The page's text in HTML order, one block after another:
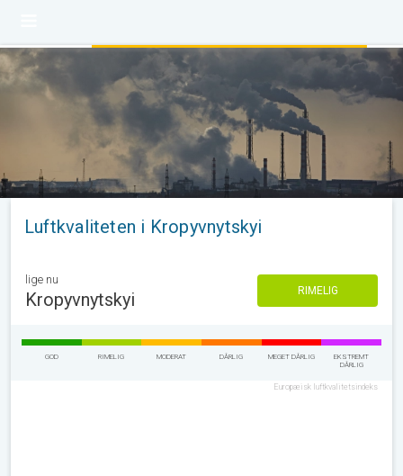
Luftkvaliteten i Kropyvnytskyi
lige nu
Kropyvnytskyi RIMELIG
GOD RIMELIG MODERAT DÅRLIG MEGET DÅRLIG
EKSTREMT
DÅRLIG
Europæisk luftkvalitetsindeks